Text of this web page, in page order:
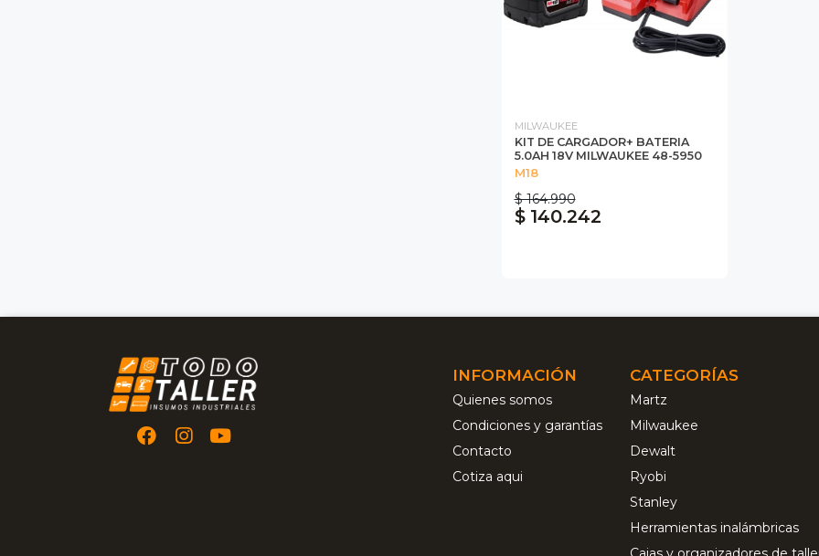
MILWAUKEE
KIT DE CARGADOR+ BATERIA
5.0AH 18V MILWAUKEE 48-5950
M18
$ 164.990
$ 140.242
INFORMACIÓN
Quienes somos
Condiciones y garantías
Contacto
Cotiza aqui
CATEGORÍAS
Martz
Milwaukee
Dewalt
Ryobi
Stanley
Herramientas inalámbricas